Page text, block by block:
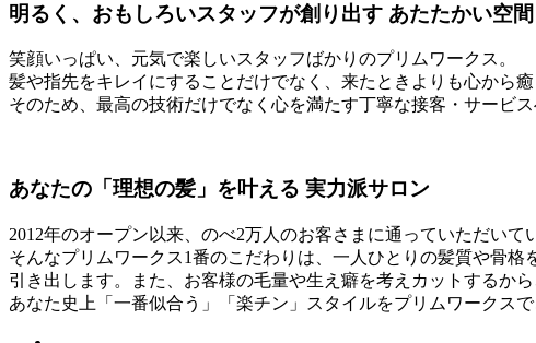
明るく、おもしろいスタッフが創り出す あたたかい空間
笑顔いっぱい、元気で楽しいスタッフばかりのプリムワークス。
髪や指先をキレイにすることだけでなく、来たときよりも心から
そのため、最高の技術だけでなく心を満たす丁寧な接客・サービ
あなたの「理想の髪」を叶える 実力派サロン
2012年のオープン以来、のべ2万人のお客さまに通っていただいて
そんなプリムワークス1番のこだわりは、一人ひとりの髪質や骨
引き出します。また、お客様の毛量や生え癖を考えカットするか
あなた史上「一番似合う」「楽チン」スタイルをプリムワークスで